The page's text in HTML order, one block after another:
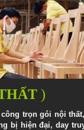
)
trọn gói nội thất,
bị hiện đại, day